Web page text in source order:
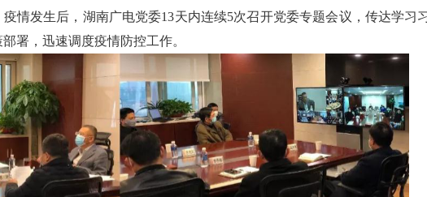
情发生后，湖南广电党委13天内连续5次召开党委专题会议，传达学习
署，迅速调度疫情防控工作。